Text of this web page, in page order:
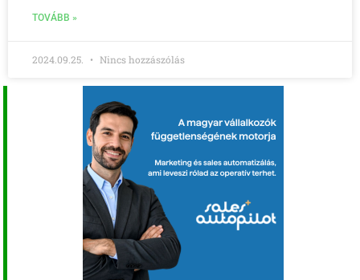
TOVÁBB »
2024.09.25. Nincs hozzászólás